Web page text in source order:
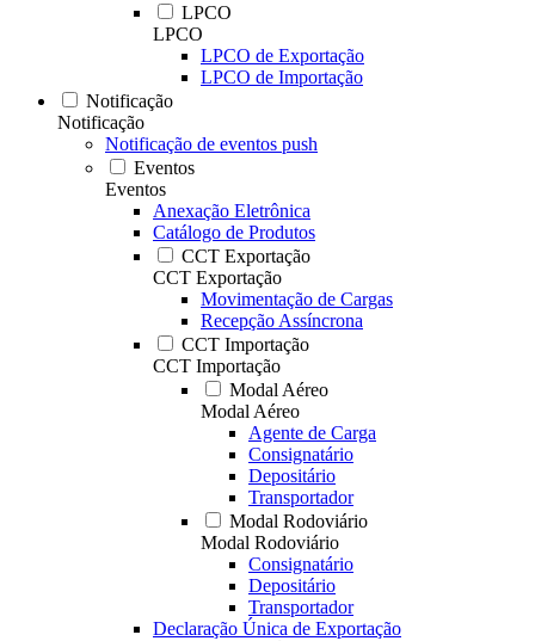
LPCO
LPCO
LPCO de Exportação
LPCO de Importação
Notificação
Notificação
Notificação de eventos push
Eventos
Eventos
Anexação Eletrônica
Catálogo de Produtos
CCT Exportação
CCT Exportação
Movimentação de Cargas
Recepção Assíncrona
CCT Importação
CCT Importação
Modal Aéreo
Modal Aéreo
Agente de Carga
Consignatário
Depositário
Transportador
Modal Rodoviário
Modal Rodoviário
Consignatário
Depositário
Transportador
Declaração Única de Exportação